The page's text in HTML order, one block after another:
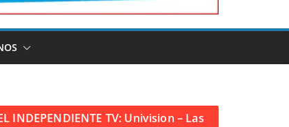
INDEPENDIENTE TV: Univision – Las